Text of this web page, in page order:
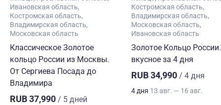
Ивановская область
Костромская область
Владимирская область
Московская область
Классическое Золотое
кольцо России из Москвы.
От Сергиева Посада до
Владимира
RUB 37,990 / 5 дней
Костромская область
Владимирская область
Московская область
Ивановская область
Золотое Кольцо
вкусное за 4 дня
RUB 34,990 / 4 дня
4 дня 13 авг. — 16 авг.